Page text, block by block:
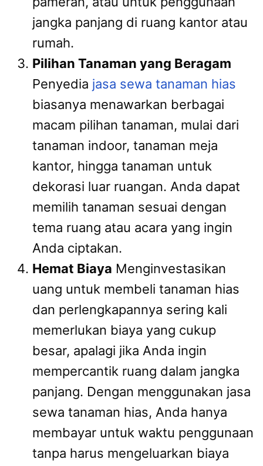
jangka panjang di ruang kantor atau
rumah.
Pilihan Tanaman yang Beragam
Penyedia jasa sewa tanaman hias
biasanya menawarkan berbagai
macam pilihan tanaman, mulai dari
tanaman indoor, tanaman meja
kantor, hingga tanaman untuk
dekorasi luar ruangan. Anda dapat
memilih tanaman sesuai dengan
tema ruang atau acara yang ingin
Anda ciptakan.
Hemat Biaya Menginvestasikan
uang untuk membeli tanaman hias
dan perlengkapannya sering kali
memerlukan biaya yang cukup
besar, apalagi jika Anda ingin
mempercantik ruang dalam jangka
panjang. Dengan menggunakan jasa
sewa tanaman hias, Anda hanya
membayar untuk waktu penggunaan
tanpa harus mengeluarkan biaya